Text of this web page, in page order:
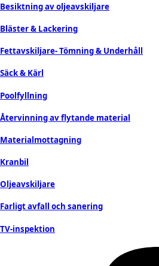
Besiktning av oljeavskiljare
Bläster & Lackering
Fettavskiljare- Tömning & Underhåll
Säck & Kärl
Poolfyllning
Återvinning av flytande material
Materialmottagning
Kranbil
Oljeavskiljare
Farligt avfall och sanering
TV-inspektion